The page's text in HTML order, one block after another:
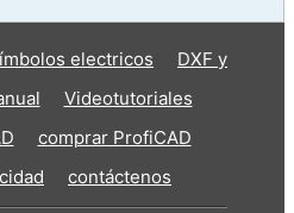
electricos
DXF y
Videotutoriales
comprar ProfiCAD
contáctenos